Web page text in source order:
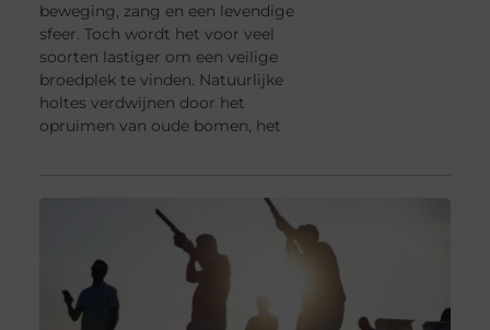
beweging, zang en een levendige
sfeer. Toch wordt het voor veel
soorten lastiger om een veilige
broedplek te vinden. Natuurlijke
holtes verdwijnen door het
opruimen van oude bomen, het